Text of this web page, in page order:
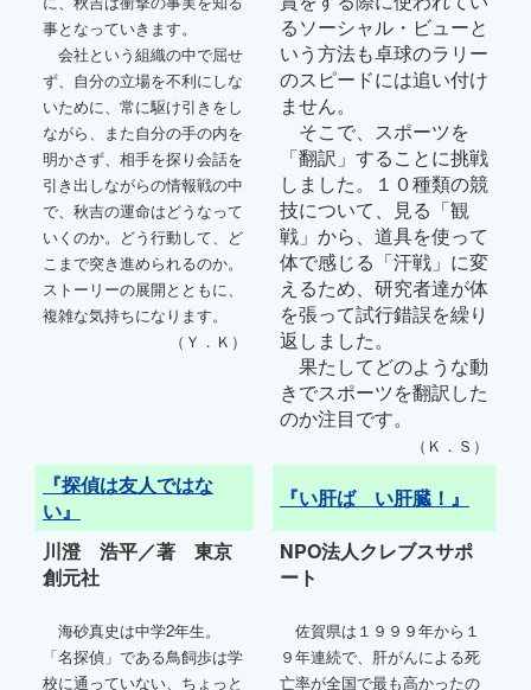
事となっていきます。
会社という組織の中で屈せ
ず、自分の立場を不利にしな
いために、常に駆け引きをし
ながら、また自分の手の内を
明かさず、相手を探り会話を
引き出しながらの情報戦の中
で、秋吉の運命はどうなって
いくのか。どう行動して、ど
こまで突き進められるのか。
ストーリーの展開とともに、
複雑な気持ちになります。
（Ｙ．Ｋ）
るソーシャル・ビューと
いう方法も卓球のラリー
のスピードには追い付け
ません。
そこで、スポーツを
「翻訳」することに挑戦
しました。１０種類の競
技について、見る「観
戦」から、道具を使って
体で感じる「汗戦」に変
えるため、研究者達が体
を張って試行錯誤を繰り
返しました。
果たしてどのような動
きでスポーツを翻訳した
のか注目です。
（Ｋ．Ｓ）
『探偵は友人ではな
い』
『い肝ば い肝臓！』
川澄 浩平／著 東京
創元社
海砂真史は中学2年生。
「名探偵」である鳥飼歩は学
校に通っていない、ちょっと
NPO法人クレブスサポ
ート
佐賀県は１９９９年から１
９年連続で、肝がんによる死
亡率が全国で最も高かったの